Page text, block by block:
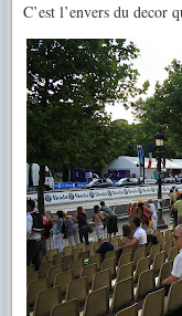
C’est l’envers du decor